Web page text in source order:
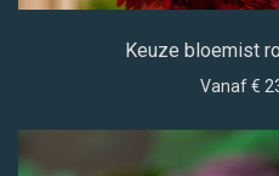
Keuze bloemist
Vanaf €